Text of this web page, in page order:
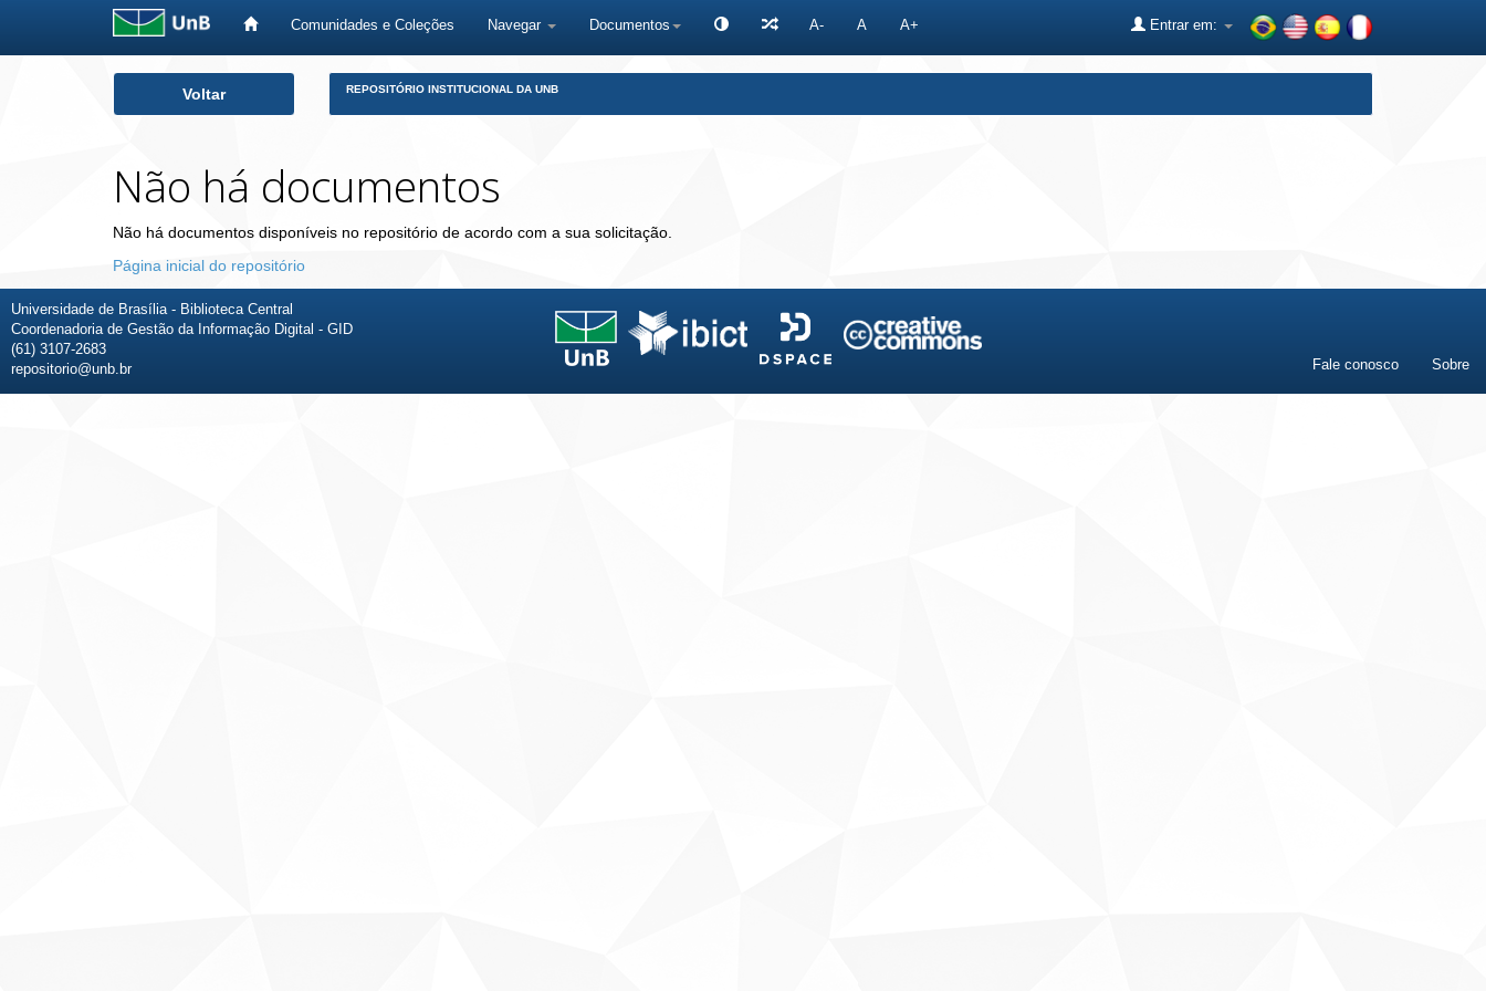
Comunidades e Coleções Navegar Documentos A- A A+ Entrar em:
Voltar REPOSITÓRIO INSTITUCIONAL DA UNB
Não há documentos
Não há documentos disponíveis no repositório de acordo com a sua solicitação.
Página inicial do repositório
Universidade de Brasília - Biblioteca Central
Coordenadoria de Gestão da Informação Digital - GID
(61) 3107-2683
repositorio@unb.br
Fale conosco Sobre